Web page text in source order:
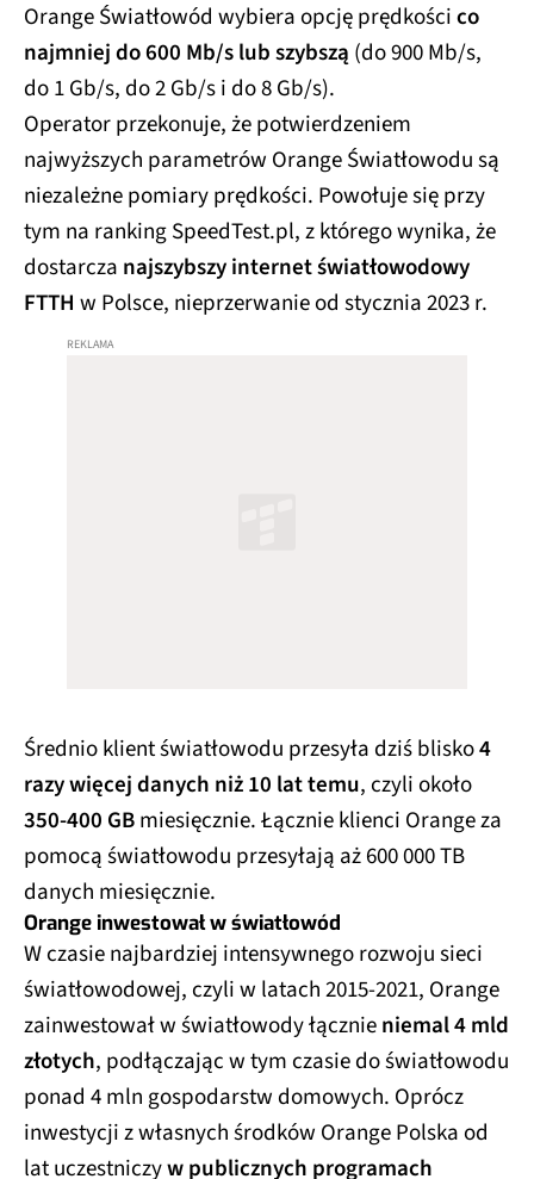
Orange Światłowód wybiera opcję prędkościco
najmniej do 600 Mb/s lub szybszą (do 900 Mb/s,
do 1 Gb/s, do 2 Gb/s i do 8 Gb/s).
Operator przekonuje, że potwierdzeniem
najwyższych parametrów Orange Światłowodu są
niezależne pomiary prędkości. Powołuje się przy
tym na ranking SpeedTest.pl, z którego wynika, że
dostarcza najszybszy internet światłowodowy
FTTH w Polsce, nieprzerwanie od stycznia 2023 r.
Średnio klient światłowodu przesyła dziś blisko4
razy więcej danych niż 10 lat temu, czyli około
350-400 GBmiesięcznie. Łącznie klienci Orange za
pomocą światłowodu przesyłają aż 600 000 TB
danych miesięcznie.
Orange inwestował w światłowód
W czasie najbardziej intensywnego rozwoju sieci
światłowodowej, czyli w latach 2015-2021, Orange
zainwestował w światłowody łącznieniemal 4 mld
złotych, podłączając w tym czasie do światłowodu
ponad 4 mln gospodarstw domowych. Oprócz
inwestycji z własnych środków Orange Polska od
lat uczestniczyw publicznych programach